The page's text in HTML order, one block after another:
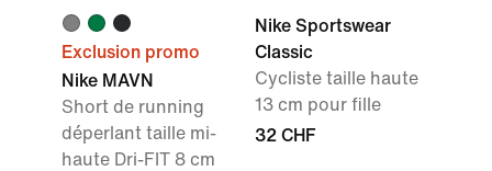
Exclusion promo
Nike MAVN
Short de running
déperlant taille mi-
haute Dri-FIT 8 cm
Nike Sportswear
Classic
Cycliste taille haute
13 cm pour fille
32 CHF